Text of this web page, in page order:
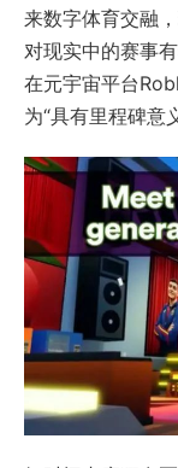
来数字体育交融
对现实中的赛事
在元宇宙平台
为“具有里程碑意